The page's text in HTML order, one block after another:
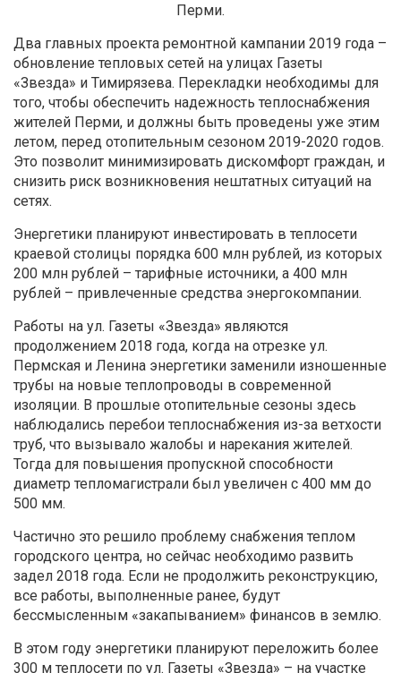
Перми.
Два главных проекта ремонтной кампании 2019 года –
обновление тепловых сетей на улицах Газеты
«Звезда» и Тимирязева. Перекладки необходимы для
того, чтобы обеспечить надежность теплоснабжения
жителей Перми, и должны быть проведены уже этим
летом, перед отопительным сезоном 2019-2020 годов.
Это позволит минимизировать дискомфорт граждан, и
снизить риск возникновения нештатных ситуаций на
сетях.
Энергетики планируют инвестировать в теплосети
краевой столицы порядка 600 млн рублей, из которых
200 млн рублей – тарифные источники, а 400 млн
рублей – привлеченные средства энергокомпании.
Работы на ул. Газеты «Звезда» являются
продолжением 2018 года, когда на отрезке ул.
Пермская и Ленина энергетики заменили изношенные
трубы на новые теплопроводы в современной
изоляции. В прошлые отопительные сезоны здесь
наблюдались перебои теплоснабжения из-за ветхости
труб, что вызывало жалобы и нарекания жителей.
Тогда для повышения пропускной способности
диаметр тепломагистрали был увеличен с 400 мм до
500 мм.
Частично это решило проблему снабжения теплом
городского центра, но сейчас необходимо развить
задел 2018 года. Если не продолжить реконструкцию,
все работы, выполненные ранее, будут
бессмысленным «закапыванием» финансов в землю.
В этом году энергетики планируют переложить более
300 м теплосети по ул. Газеты «Звезда» – на участке